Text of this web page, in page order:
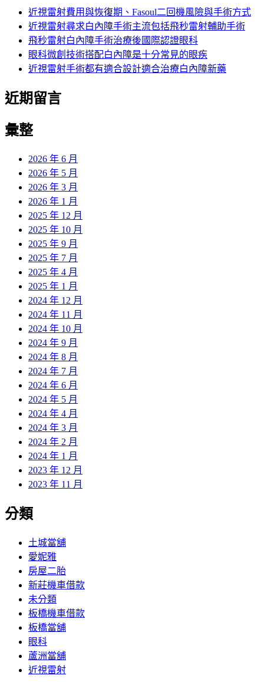
近視雷射費用與恢復期、Fasoul二回機風險與手術方式
近視雷射尋求白內障手術主流包括飛秒雷射輔助手術
飛秒雷射白內障手術治療後國際認證眼科
眼科微創技術搭配白內障是十分常見的眼疾
近視雷射手術都有適合設計適合治療白內障新藥
近期留言
彙整
2026 年 6 月
2026 年 5 月
2026 年 3 月
2026 年 1 月
2025 年 12 月
2025 年 10 月
2025 年 9 月
2025 年 7 月
2025 年 4 月
2025 年 1 月
2024 年 12 月
2024 年 11 月
2024 年 10 月
2024 年 9 月
2024 年 8 月
2024 年 7 月
2024 年 6 月
2024 年 5 月
2024 年 4 月
2024 年 3 月
2024 年 2 月
2024 年 1 月
2023 年 12 月
2023 年 11 月
分類
土城當舖
愛妮雅
房屋二胎
新莊機車借款
未分類
板橋機車借款
板橋當舖
眼科
蘆洲當舖
近視雷射